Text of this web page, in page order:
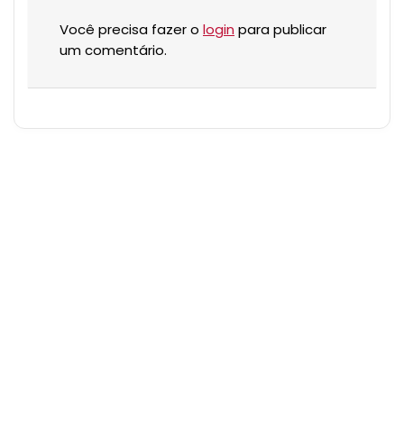
Você precisa fazer o login para publicar
um comentário.